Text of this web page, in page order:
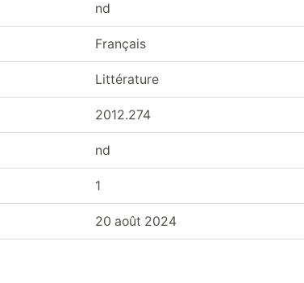
nd
Français
Littérature
2012.274
nd
1
20 août 2024